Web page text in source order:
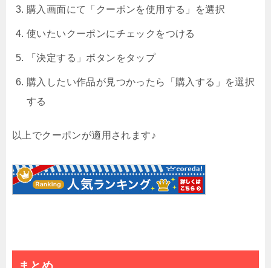
購入画面にて「クーポンを使用する」を選択
使いたいクーポンにチェックをつける
「決定する」ボタンをタップ
購入したい作品が見つかったら「購入する」を選択
する
以上でクーポンが適用されます♪